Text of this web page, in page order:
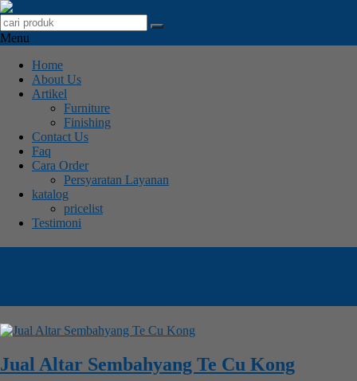
Menu
Home
About Us
Artikel
Furniture
Finishing
Contact Us
Faq
Cara Order
Persyaratan Layanan
katalog
pricelist
Testimoni
Jual Altar Sembahyang Te Cu Kong